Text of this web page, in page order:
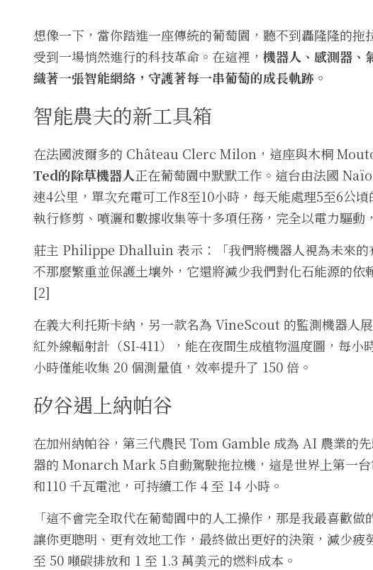
想像一下，當你踏進一座傳統的葡萄園，聽不到轟隆隆的
受到一場悄然進行的科技革命。在這裡， 機器人、感測器、
織著一張智能網絡，守護著每一串葡萄的成長軌跡。
智能農夫的新工具箱
在法國波爾多的 Château Clerc Milon，這座與木桐
Ted的除草機器人正在葡萄園中默默工作。這台由法國
速4公里，單次充電可工作8至10小時，每天能處理5至6公
執行修剪、噴灑和數據收集等十多項任務，完全以電力驅動
莊主 Philippe Dhalluin 表示：「我們將機器人視為未來的
不那麼繁重並保護土壤外，它還將減少我們對化石能源的依
[2]
在義大利托斯卡納，另一款名為 VineScout 的監測機器人
紅外線輻射計（SI-411），能在夜間生成植物溫度圖，每小
小時僅能收集 20 個測量值，效率提升了 150 倍。
矽谷遇上納帕谷
在加州納帕谷，第三代農民 Tom Gamble 成為 AI 農業的
器的 Monarch Mark 5自動駕駛拖拉機，這是世界上第一
和110 千瓦電池，可持續工作 4 至 14 小時。
「這不會完全取代在葡萄園中的人工操作，那是我最喜歡
讓你更聰明、更有效地工作，最終做出更好的決策，減少
至 50 噸碳排放和 1 至 1.3 萬美元的燃料成本。